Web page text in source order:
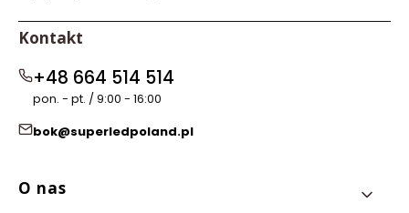
Kontakt
+48 664 514 514
pon. - pt. / 9:00 - 16:00
bok@superledpoland.pl
Linki w stopce
O nas